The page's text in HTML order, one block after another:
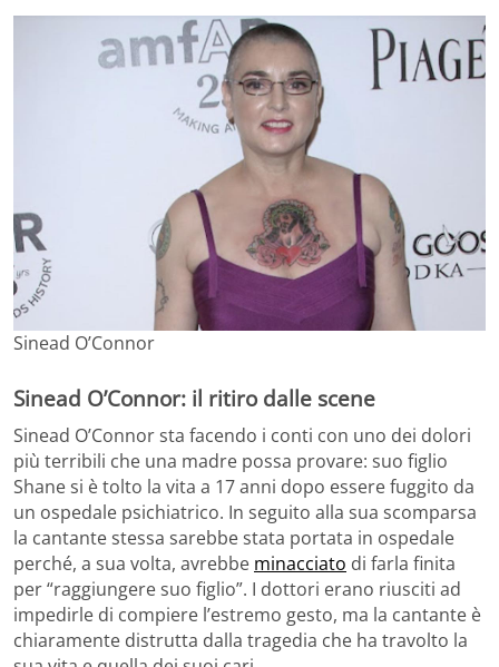
Sinead O’Connor
Sinead O’Connor: il ritiro dalle scene
Sinead O’Connor sta facendo i conti con uno dei dolori
più terribili che una madre possa provare: suo figlio
Shane si è tolto la vita a 17 anni dopo essere fuggito da
un ospedale psichiatrico. In seguito alla sua scomparsa
la cantante stessa sarebbe stata portata in ospedale
perché, a sua volta, avrebbe minacciato di farla finita
per “raggiungere suo figlio”. I dottori erano riusciti ad
impedirle di compiere l’estremo gesto, ma la cantante è
chiaramente distrutta dalla tragedia che ha travolto la